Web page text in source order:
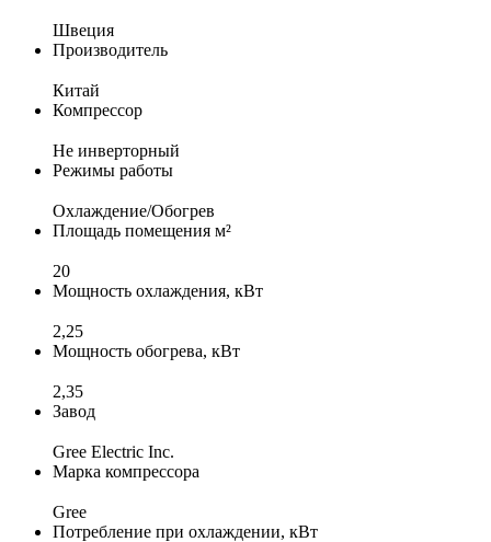
Швеция
Производитель
Китай
Компрессор
Не инверторный
Режимы работы
Охлаждение/Обогрев
Площадь помещения м²
20
Мощность охлаждения, кВт
2,25
Мощность обогрева, кВт
2,35
Завод
Gree Electric Inc.
Марка компрессора
Gree
Потребление при охлаждении, кВт